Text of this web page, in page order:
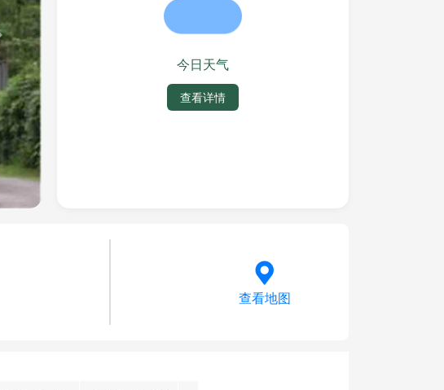
今日天气
查看详情
查看地图